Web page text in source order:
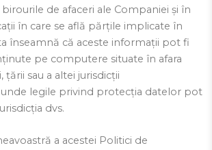
de afaceri ale Companiei și în
în care se află părțile implicate în
înseamnă că aceste informații pot fi
pe computere situate în afara
țării sau a altei jurisdicții
legile privind protecția datelor pot
dvs.
a acestei Politici de